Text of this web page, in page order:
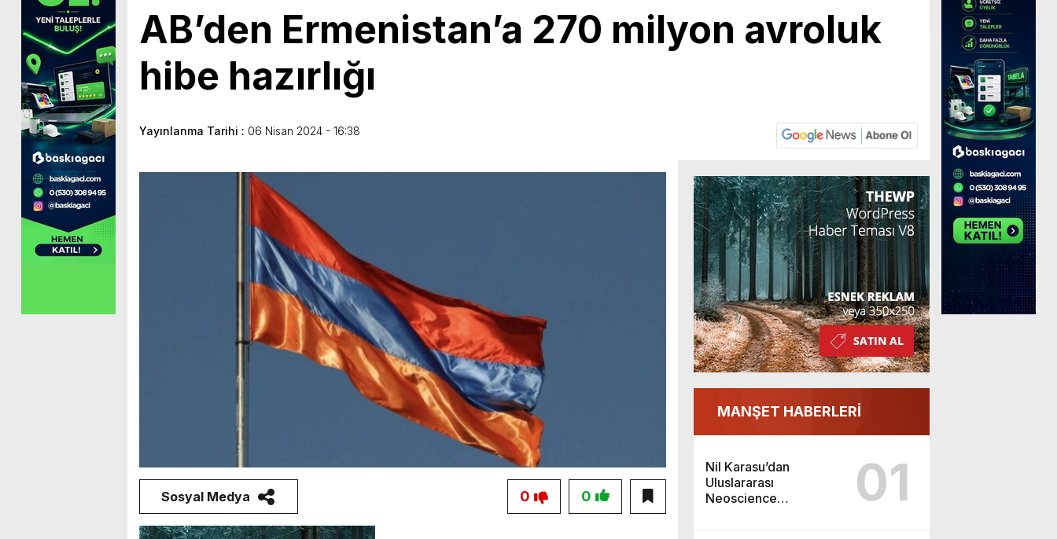
AB’den Ermenistan’a 270 milyon avroluk
hibe hazırlığı
Yayınlanma Tarihi : 06 Nisan 2024 - 16:38
MANŞET HABERLERİ
Nil Karasu’dan
Uluslararası
Neoscience
01
Sosyal Medya 0
0